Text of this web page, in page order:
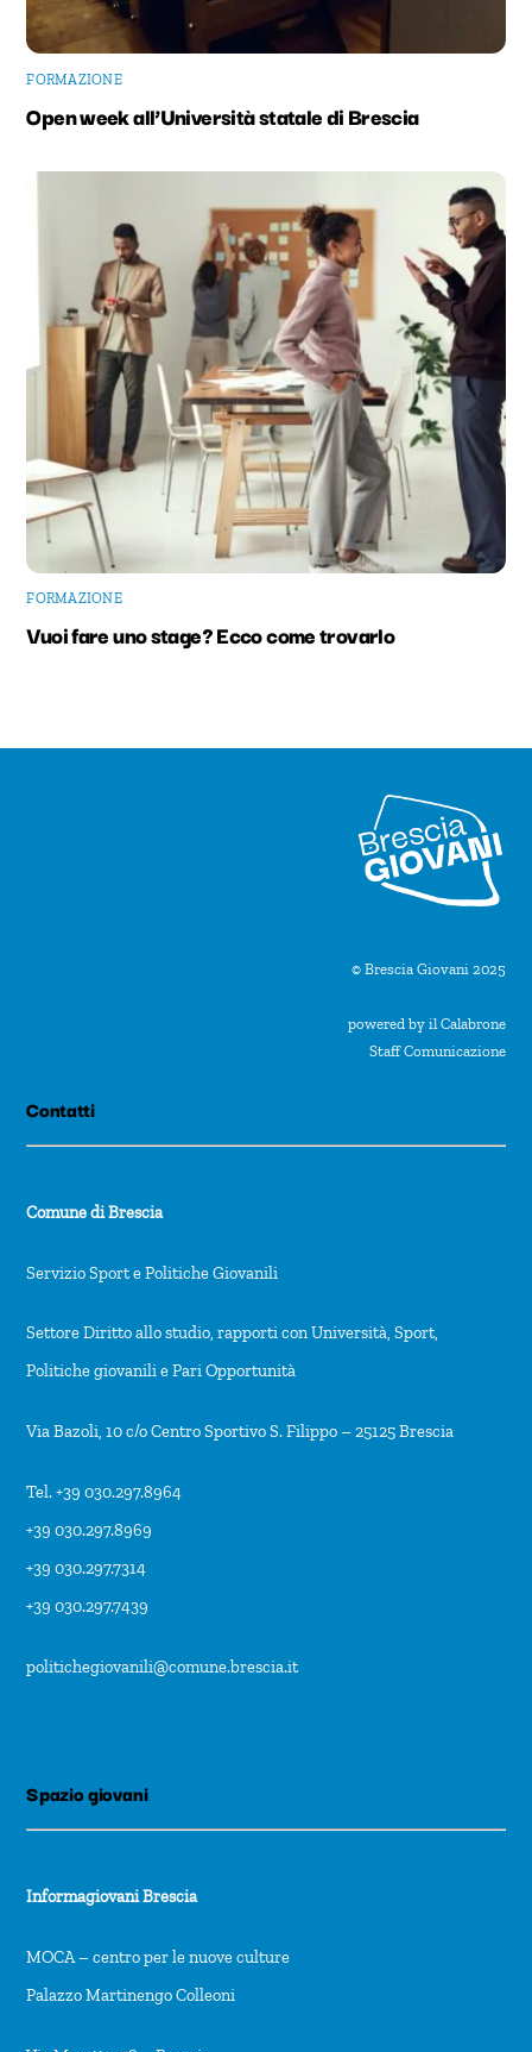
FORMAZIONE
Open week all’Università statale di Brescia
FORMAZIONE
Vuoi fare uno stage? Ecco come trovarlo
© Brescia Giovani 2025
powered by il Calabrone
Staff Comunicazione
Contatti
Comune di Brescia
Servizio Sport e Politiche Giovanili
Settore Diritto allo studio, rapporti con Università, Sport,
Politiche giovanili e Pari Opportunità
Via Bazoli, 10 c/o Centro Sportivo S. Filippo – 25125 Brescia
Tel. +39 030.297.8964
+39 030.297.8969
+39 030.297.7314
+39 030.297.7439
politichegiovanili@comune.brescia.it
Spazio giovani
Informagiovani Brescia
MOCA – centro per le nuove culture
Palazzo Martinengo Colleoni